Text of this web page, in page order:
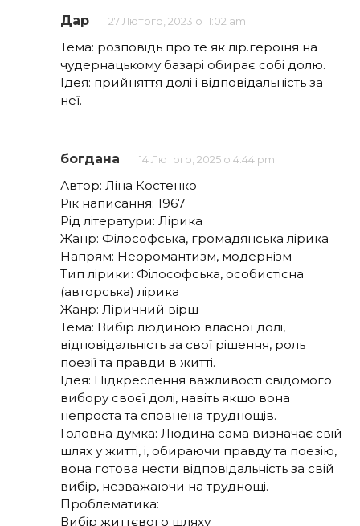
Дар 27 Лютого, 2023 о 11:02 am
Тема: розповідь про те як лір.героїня на
чудернацькому базарі обирає собі долю.
Ідея: прийняття долі і відповідальність за
неї.
богдана 14 Лютого, 2025 о 4:44 pm
Автор: Ліна Костенко
Рік написання: 1967
Рід літератури: Лірика
Жанр: Філософська, громадянська лірика
Напрям: Неоромантизм, модернізм
Тип лірики: Філософська, особистісна
(авторська) лірика
Жанр: Ліричний вірш
Тема: Вибір людиною власної долі,
відповідальність за свої рішення, роль
поезії та правди в житті.
Ідея: Підкреслення важливості свідомого
вибору своєї долі, навіть якщо вона
непроста та сповнена труднощів.
Головна думка: Людина сама визначає свій
шлях у житті, і, обираючи правду та поезію,
вона готова нести відповідальність за свій
вибір, незважаючи на труднощі.
Проблематика:
Вибір життєвого шляху